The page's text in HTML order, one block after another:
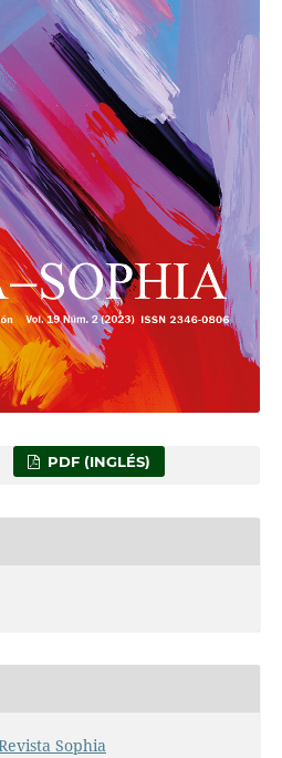
PDF (INGLÉS)
Sophia